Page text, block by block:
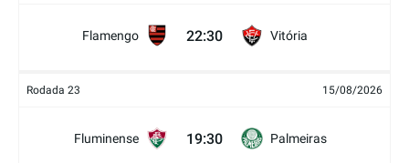
Flamengo 22:30 Vitória
Rodada 23 15/08/2026
Fluminense 19:30 Palmeiras